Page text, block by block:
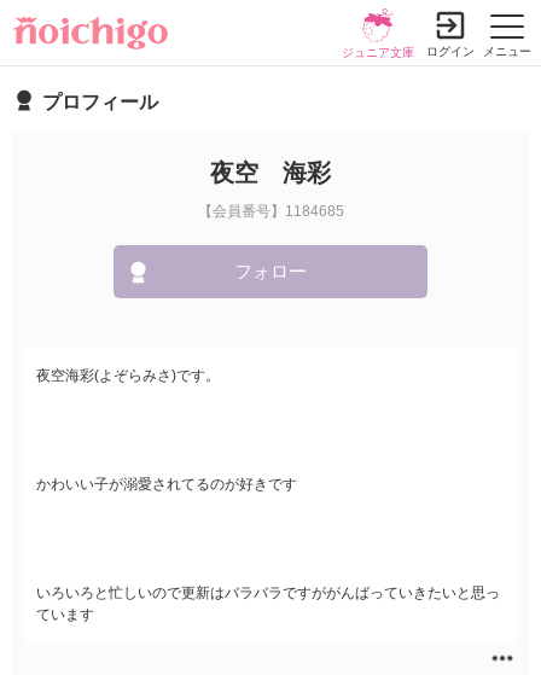
メニュー
ジュニア文庫 ログイン
プロフィール
夜空 海彩
【会員番号】1184685
フォロー
夜空海彩(よぞらみさ)です。
かわいい子が溺愛されてるのが好きです
いろいろと忙しいので更新はバラバラですががんばっていきたいと思っ
ています